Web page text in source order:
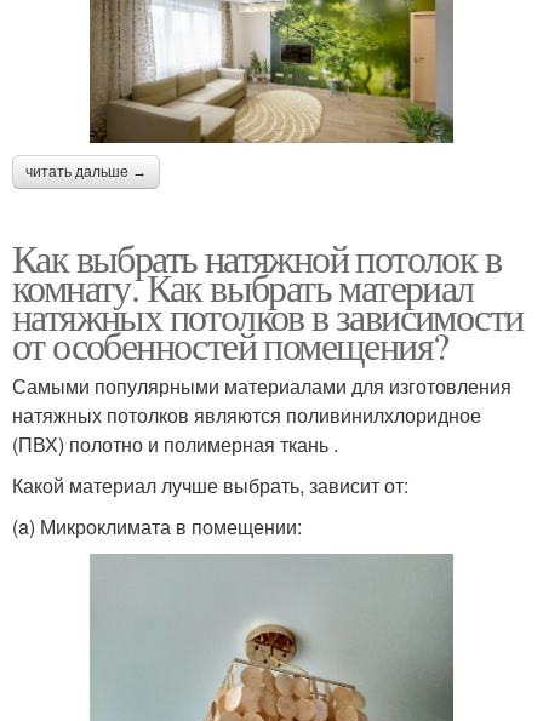
читать дальше →
Как выбрать натяжной потолок в
комнату. Как выбрать материал
натяжных потолков в зависимости
от особенностей помещения?
Самыми популярными материалами для изготовления
натяжных потолков являются поливинилхлоридное
(ПВХ) полотно и полимерная ткань .
Какой материал лучше выбрать, зависит от:
(a) Микроклимата в помещении: